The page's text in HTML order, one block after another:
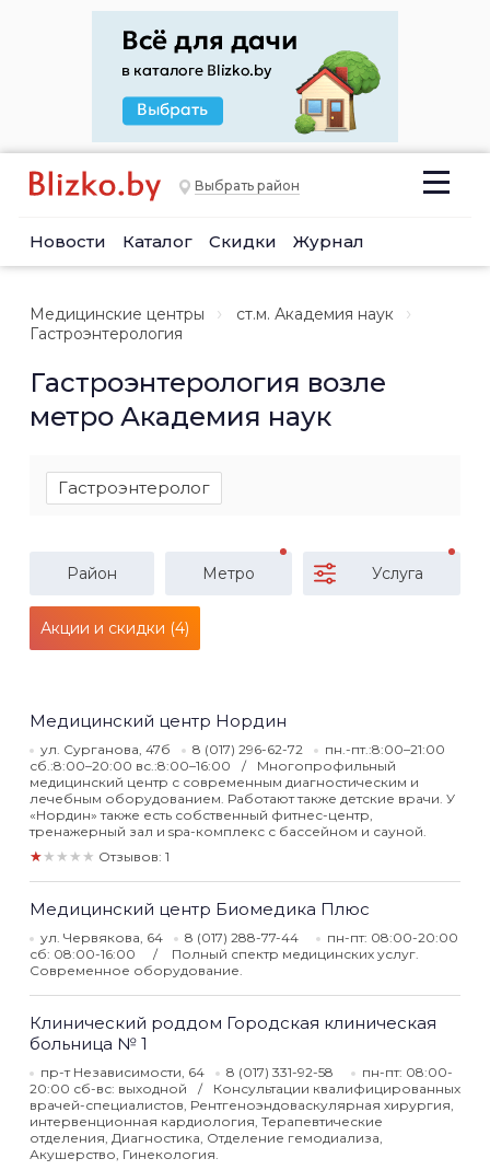
Выбрать район
Новости Каталог Скидки Журнал
Медицинские центры
ст.м. Академия наук
Гастроэнтерология
Гастроэнтерология возле
метро Академия наук
Гастроэнтеролог
Район Метро Услуга
Акции и скидки (4)
Медицинский центр Нордин
ул. Сурганова, 47б 8 (017) 296-62-72
пн.-пт.:8:00–21:00
сб.:8:00–20:00 вс.:8:00–16:00
Многопрофильный
медицинский центр с современным диагностическим и
лечебным оборудованием. Работают также детские врачи. У
«Нордин» также есть собственный фитнес-центр,
тренажерный зал и spa-комплекс с бассейном и сауной.
★★★★★ Отзывов: 1
Медицинский центр Биомедика Плюс
ул. Червякова, 64 8 (017) 288-77-44
пн-пт: 08:00-20:00
сб: 08:00-16:00
Полный спектр медицинских услуг.
Современное оборудование.
Клинический роддом Городская клиническая
больница № 1
пр-т Независимости, 64 8 (017) 331-92-58
пн-пт: 08:00-
20:00 сб-вс: выходной
Консультации квалифицированных
врачей-специалистов, Рентгеноэндоваскулярная хирургия,
интервенционная кардиология, Терапевтические
отделения, Диагностика, Отделение гемодиализа,
Акушерство, Гинекология.